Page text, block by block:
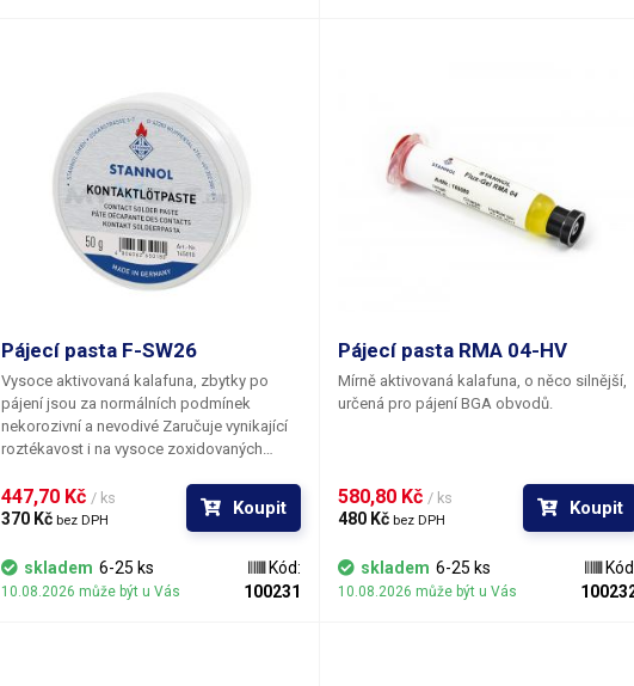
Pájecí pasta F-SW26
Vysoce aktivovaná kalafuna, zbytky po
pájení jsou za normálních podmínek
nekorozivní a nevodivé Zaručuje vynikající
roztékavost i na vysoce zoxidovaných
447,70 Kč / ks
370 Kč bez DPH
Koupit
skladem 6-25 ks
10.08.2026 může být u Vás
Kód:
100231
Pájecí pasta RMA 04-HV
Mírně aktivovaná kalafuna, o něco silnější,
580,80 Kč / ks
480 Kč bez DPH
Koupit
skladem 6-25 ks
10.08.2026 může být u Vás